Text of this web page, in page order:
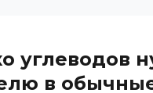
углеводов
в